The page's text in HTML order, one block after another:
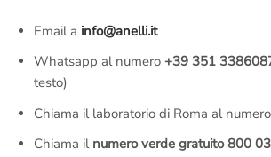
Email a info@anelli.it
Whatsapp al numero +39 351
testo)
Chiama il laboratorio di Roma al numero
Chiama il numero verde gratuito 800